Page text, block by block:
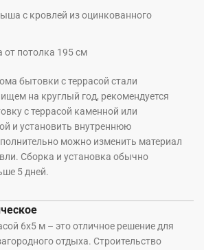
с кровлей из оцинкованного
от потолка 195 см
бытовки с террасой стали
на круглый год, рекомендуется
с террасой каменной или
и установить внутреннюю
можно изменить материал
Сборка и установка обычно
5 дней.
6х5 м – это отличное решение для
отдыха. Строительство